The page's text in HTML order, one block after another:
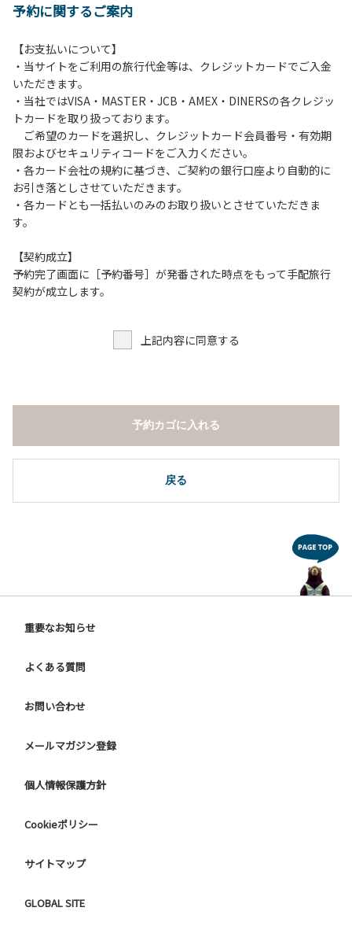
予約に関するご案内
【お支払いについて】
・当サイトをご利用の旅行代金等は、クレジットカードでご入金
いただきます。
・当社ではVISA・MASTER・JCB・AMEX・DINERSの各クレジッ
トカードを取り扱っております。
ご希望のカードを選択し、クレジットカード会員番号・有効期
限およびセキュリティコードをご入力ください。
・各カード会社の規約に基づき、ご契約の銀行口座より自動的に
お引き落としさせていただきます。
・各カードとも一括払いのみのお取り扱いとさせていただきま
す。
【契約成立】
予約完了画面に［予約番号］が発番された時点をもって手配旅行
契約が成立します。
上記内容に同意する
戻る
予約カゴに入れる
重要なお知らせ
よくある質問
お問い合わせ
メールマガジン登録
個人情報保護方針
Cookieポリシー
サイトマップ
GLOBAL SITE